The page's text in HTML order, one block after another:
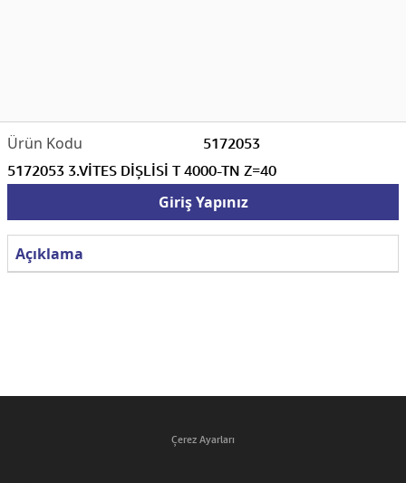
5172053
5172053 3.VİTES DİŞLİSİ T 4000-TN Z=40
Giriş Yapınız
Açıklama
Çerez Ayarları